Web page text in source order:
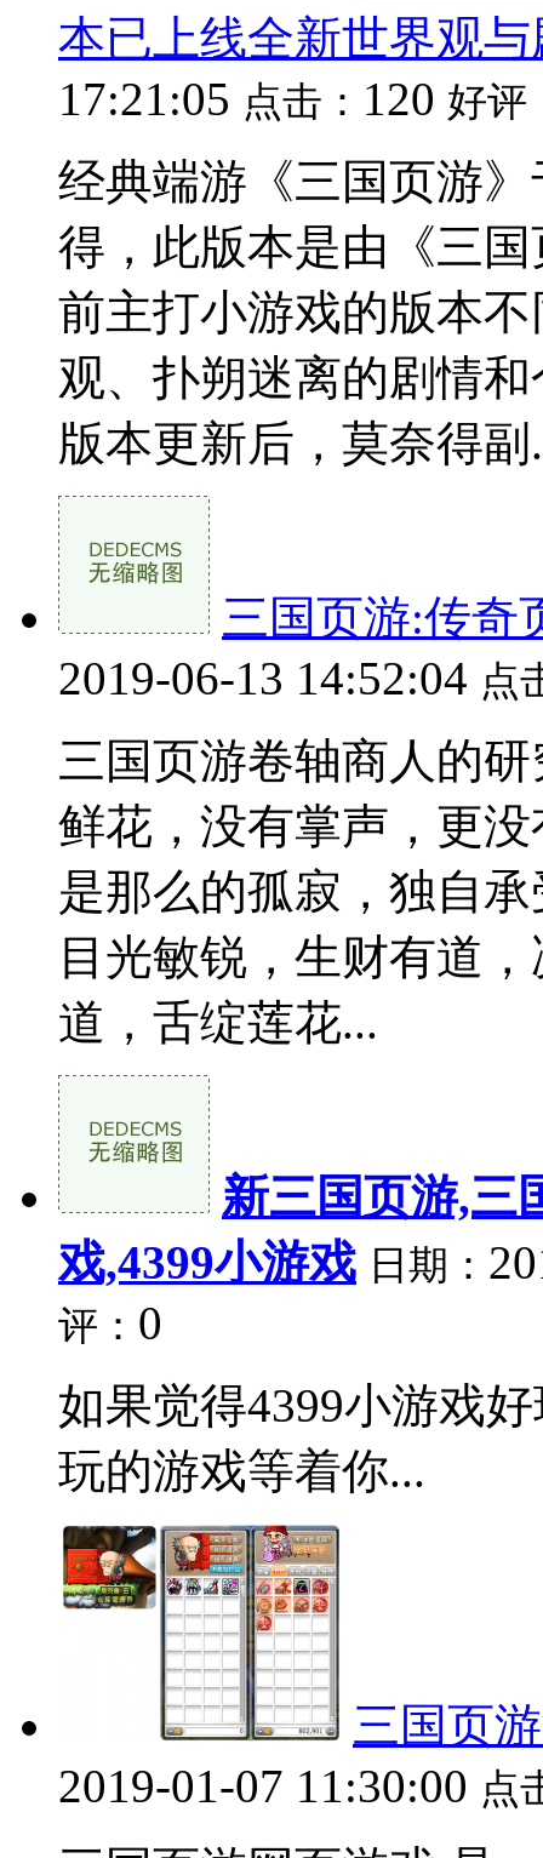
本已上线全新世界观
17:21:05 点击： 120 好评
经典端游《三国页游
得，此版本是由《三
前主打小游戏的版本
观、扑朔迷离的剧情
版本更新后，莫奈得副
三国页游:传奇
2019-06-13 14:52:04 点
三国页游卷轴商人的
鲜花，没有掌声，更
是那么的孤寂，独自
目光敏锐，生财有道
道，舌绽莲花...
新三国页游,三
戏,4399小游戏 日期：
评： 0
如果觉得4399小游戏
玩的游戏等着你...
三国页
2019-01-07 11:30:00 点